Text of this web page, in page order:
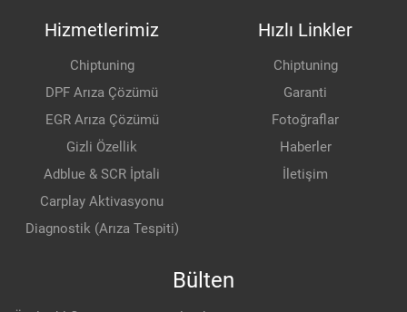
Hizmetlerimiz
Chiptuning
DPF Arıza Çözümü
EGR Arıza Çözümü
Gizli Özellik
Adblue & SCR İptali
Carplay Aktivasyonu
Diagnostik (Arıza Tespiti)
Hızlı Linkler
Chiptuning
Garanti
Fotoğraflar
Haberler
İletişim
Bülten